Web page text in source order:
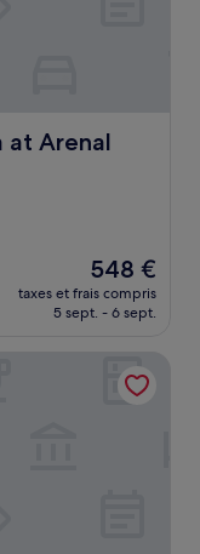
at Arenal
Le
nouveau
prix
de
548 €
548 €
taxes et frais compris
5 sept. - 6 sept.